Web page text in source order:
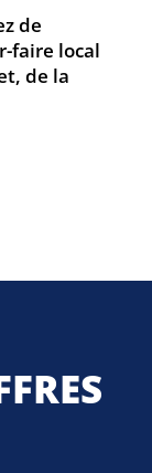
de
faire local
de la